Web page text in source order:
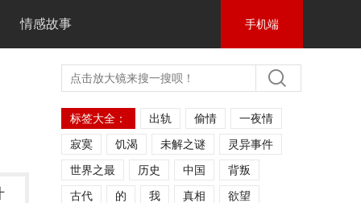
情感故事 手机端
标签大全： 出轨 偷情
一夜情
寂寞
饥渴 未解之谜
灵异事件
世界之最
历史 中国
背叛
古代
的 我 真相 欲望